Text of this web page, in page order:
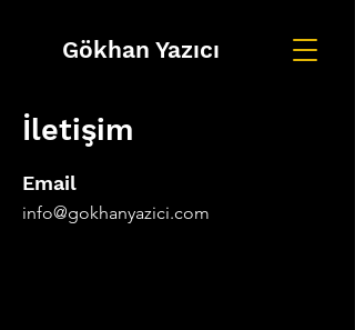
Gökhan Yazıcı
İletişim
Email
info@gokhanyazici.com